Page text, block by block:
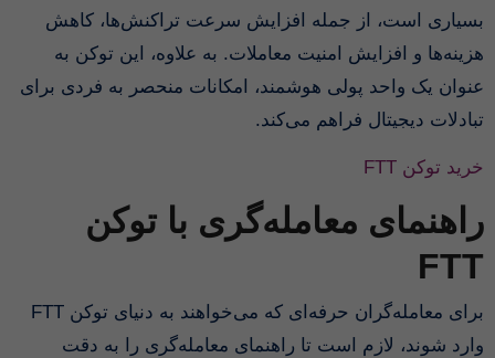
بسیاری است، از جمله افزایش سرعت تراکنش‌ها، کاهش
هزینه‌ها و افزایش امنیت معاملات. به علاوه، این توکن به
عنوان یک واحد پولی هوشمند، امکانات منحصر به فردی برای
تبادلات دیجیتال فراهم می‌کند.
خرید توکن FTT
راهنمای معامله‌گری با توکن
FTT
برای معامله‌گران حرفه‌ای که می‌خواهند به دنیای توکن FTT
وارد شوند، لازم است تا راهنمای معامله‌گری را به دقت